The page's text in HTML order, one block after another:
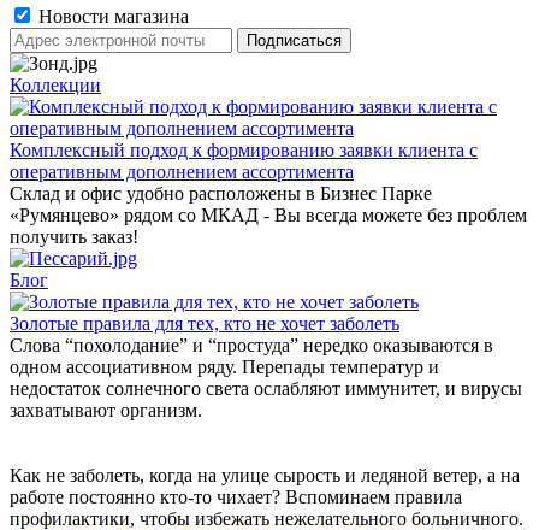
Новости магазина
Коллекции
Комплексный подход к формированию заявки клиента с
оперативным дополнением ассортимента
Склад и офис удобно расположены в Бизнес Парке
«Румянцево» рядом со МКАД - Вы всегда можете без проблем
получить заказ!
Блог
Золотые правила для тех, кто не хочет заболеть
Слова “похолодание” и “простуда” нередко оказываются в
одном ассоциативном ряду. Перепады температур и
недостаток солнечного света ослабляют иммунитет, и вирусы
захватывают организм.
Как не заболеть, когда на улице сырость и ледяной ветер, а на
работе постоянно кто-то чихает? Вспоминаем правила
профилактики, чтобы избежать нежелательного больничного.